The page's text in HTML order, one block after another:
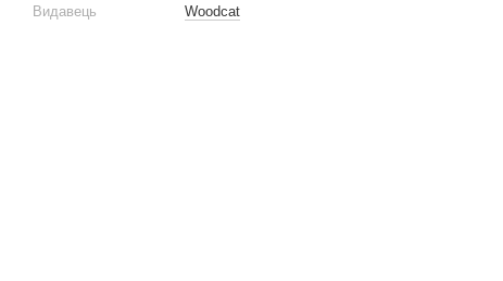
Видавець
Woodcat